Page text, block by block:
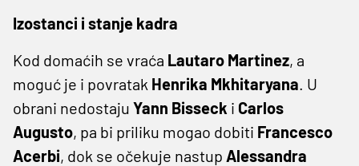
Izostanci i stanje kadra
Kod domaćih se vraća Lautaro Martinez, a
moguć je i povratak Henrika Mkhitaryana. U
obrani nedostaju Yann Bisseck i Carlos
Augusto, pa bi priliku mogao dobiti Francesco
Acerbi, dok se očekuje nastup Alessandra